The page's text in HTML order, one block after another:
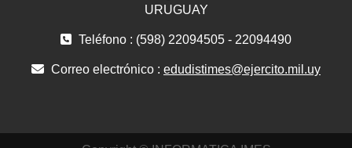
URUGUAY
Teléfono : (598) 22094505 - 22094490
Correo electrónico : edudistimes@ejercito.mil.uy